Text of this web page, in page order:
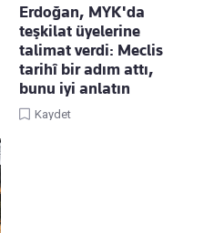
Erdoğan, MYK'da
teşkilat üyelerine
talimat verdi: Meclis
tarihî bir adım attı,
bunu iyi anlatın
Kaydet